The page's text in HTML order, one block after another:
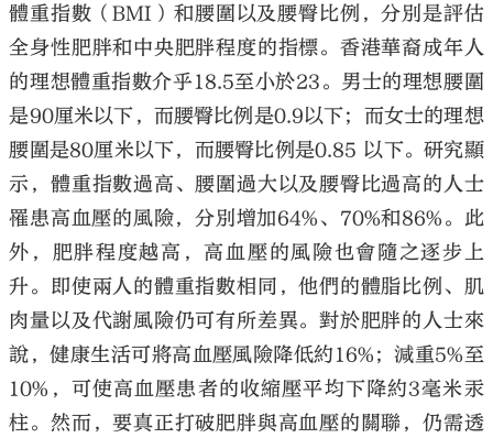
體重指數（BMI）和腰圍以及腰臀比例，分別是評估
全身性肥胖和中央肥胖程度的指標。香港華裔成年人
的理想體重指數介乎18.5至小於23。男士的理想腰圍
是90厘米以下，而腰臀比例是0.9以下；而女士的理想
腰圍是80厘米以下，而腰臀比例是0.85 以下。研究顯
示，體重指數過高、腰圍過大以及腰臀比過高的人士
罹患高血壓的風險，分別增加64%、70%和86%。此
外，肥胖程度越高，高血壓的風險也會隨之逐步上
升。即使兩人的體重指數相同，他們的體脂比例、肌
肉量以及代謝風險仍可有所差異。對於肥胖的人士來
說，健康生活可將高血壓風險降低約16%；減重5%至
10%，可使高血壓患者的收縮壓平均下降約3毫米汞
柱。然而，要真正打破肥胖與高血壓的關聯，仍需透